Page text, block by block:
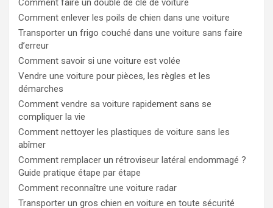
Comment faire un double de clé de voiture
Comment enlever les poils de chien dans une voiture
Transporter un frigo couché dans une voiture sans faire
d’erreur
Comment savoir si une voiture est volée
Vendre une voiture pour pièces, les règles et les
démarches
Comment vendre sa voiture rapidement sans se
compliquer la vie
Comment nettoyer les plastiques de voiture sans les
abîmer
Comment remplacer un rétroviseur latéral endommagé ?
Guide pratique étape par étape
Comment reconnaître une voiture radar
Transporter un gros chien en voiture en toute sécurité